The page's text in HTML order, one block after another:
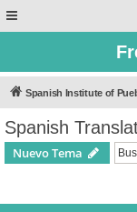
Spanish Institute of
Spanish
Nuevo Tema